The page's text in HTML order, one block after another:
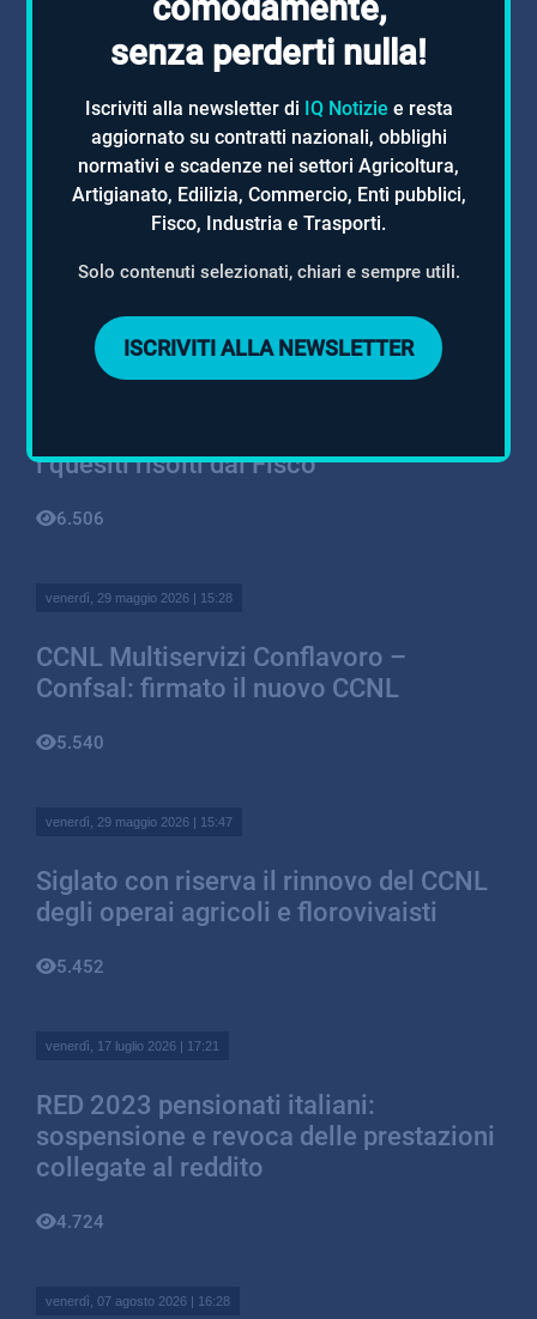
DECRETO LAVORO
lunedì, 08 giugno 2026 | 15:39
CCNL Vigilanza Privata ANPIT -CISAL:
nuove retribuzioni da luglio
giovedì, 25 giugno 2026 | 09:41
i quesiti risolti dal Fisco
6.506
venerdì, 29 maggio 2026 | 15:28
CCNL Multiservizi Conflavoro –
Confsal: firmato il nuovo CCNL
5.540
venerdì, 29 maggio 2026 | 15:47
Siglato con riserva il rinnovo del CCNL
degli operai agricoli e florovivaisti
5.452
venerdì, 17 luglio 2026 | 17:21
RED 2023 pensionati italiani:
sospensione e revoca delle prestazioni
collegate al reddito
4.724
venerdì, 07 agosto 2026 | 16:28
comodamente,
senza perderti nulla!
Iscriviti alla newsletter di IQ Notizie e resta
aggiornato su contratti nazionali, obblighi
normativi e scadenze nei settori Agricoltura,
Artigianato, Edilizia, Commercio, Enti pubblici,
Fisco, Industria e Trasporti.
Solo contenuti selezionati, chiari e sempre utili.
ISCRIVITI ALLA NEWSLETTER